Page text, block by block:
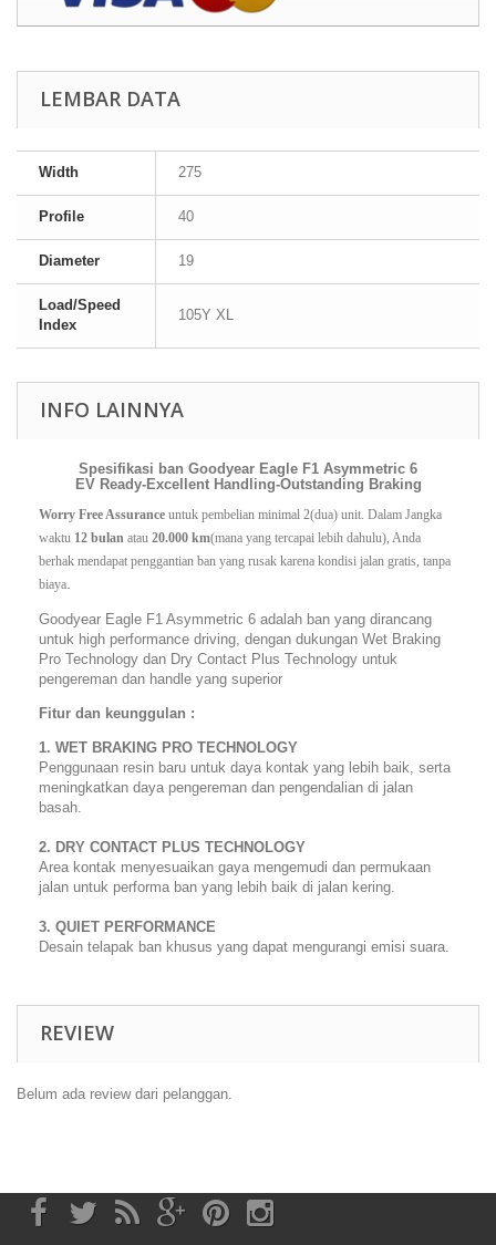
LEMBAR DATA
Width 275
Profile 40
Diameter 19
Load/Speed
Index
105Y XL
INFO LAINNYA
Spesifikasi ban Goodyear Eagle F1 Asymmetric 6
EV Ready-Excellent Handling-Outstanding Braking
Worry Free Assurance untuk pembelian minimal 2(dua) unit. Dalam Jangka
waktu 12 bulan atau 20.000 km(mana yang tercapai lebih dahulu), Anda
berhak mendapat penggantian ban yang rusak karena kondisi jalan gratis, tanpa
biaya
Goodyear Eagle F1 Asymmetric 6 adalah ban yang dirancang
untuk high performance driving, dengan dukungan Wet Braking
Pro Technology dan Dry Contact Plus Technology untuk
pengereman dan handle yang superior
Fitur dan keunggulan :
1. WET BRAKING PRO TECHNOLOGY
Penggunaan resin baru untuk daya kontak yang lebih baik, serta
meningkatkan daya pengereman dan pengendalian di jalan
basah.
2. DRY CONTACT PLUS TECHNOLOGY
Area kontak menyesuaikan gaya mengemudi dan permukaan
jalan untuk performa ban yang lebih baik di jalan kering.
3. QUIET PERFORMANCE
Desain telapak ban khusus yang dapat mengurangi emisi suara.
REVIEW
Belum ada review dari pelanggan.